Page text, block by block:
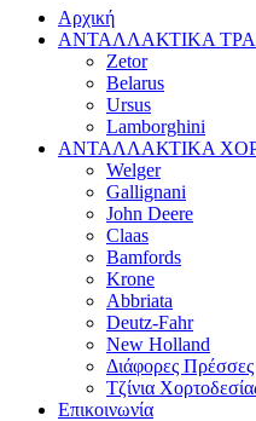
Αρχική
ΑΝΤΑΛΛΑΚΤΙΚΑ
Zetor
Belarus
Ursus
Lamborghini
ΑΝΤΑΛΛΑΚΤΙΚΑ
Welger
Gallignani
John Deere
Claas
Bamfords
Krone
Abbriata
Deutz-Fahr
New Holland
Διάφορες Πρέσσες
Τζίνια
Επικοινωνία